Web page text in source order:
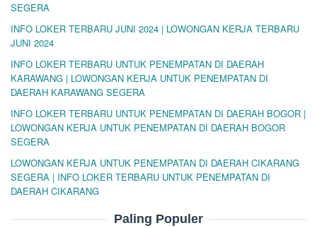
SEGERA
INFO LOKER TERBARU JUNI 2024 | LOWONGAN KERJA TERBARU
JUNI 2024
INFO LOKER TERBARU UNTUK PENEMPATAN DI DAERAH
KARAWANG | LOWONGAN KERJA UNTUK PENEMPATAN DI
DAERAH KARAWANG SEGERA
INFO LOKER TERBARU UNTUK PENEMPATAN DI DAERAH BOGOR |
LOWONGAN KERJA UNTUK PENEMPATAN DI DAERAH BOGOR
SEGERA
LOWONGAN KERJA UNTUK PENEMPATAN DI DAERAH CIKARANG
SEGERA | INFO LOKER TERBARU UNTUK PENEMPATAN DI
DAERAH CIKARANG
Paling Populer